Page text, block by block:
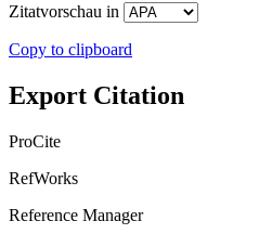
Zitatvorschau in
Copy to clipboard
Export Citation
ProCite
RefWorks
Reference Manager